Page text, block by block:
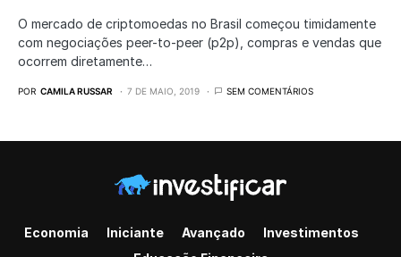
O mercado de criptomoedas no Brasil começou timidamente
com negociações peer-to-peer (p2p), compras e vendas que
ocorrem diretamente…
POR CAMILA RUSSAR 7 DE MAIO, 2019 SEM COMENTÁRIOS
Economia Iniciante Avançado
Investimentos